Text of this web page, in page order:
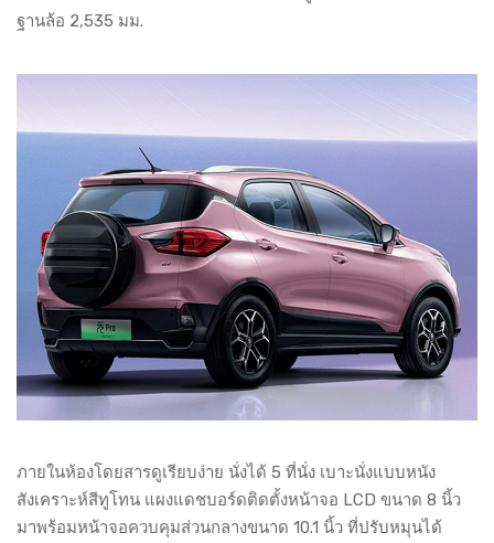
ฐานล้อ 2,535 มม.
ภายในห้องโดยสารดูเรียบง่าย นั่งได้ 5 ที่นั่ง เบาะนั่งแบบหนัง
สังเคราะห์สีทูโทน แผงแดชบอร์ดติดตั้งหน้าจอ LCD ขนาด 8 นิ้ว
มาพร้อมหน้าจอควบคุมส่วนกลางขนาด 10.1 นิ้ว ที่ปรับหมุนได้